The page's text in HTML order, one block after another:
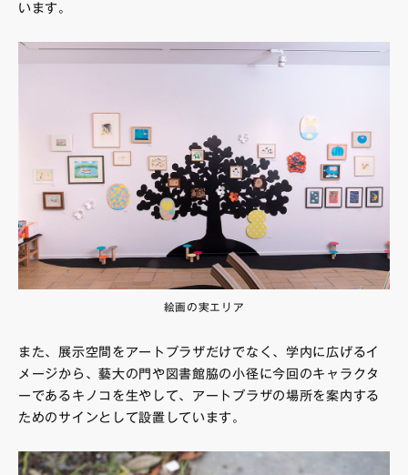
います。
絵画の実エリア
また、展示空間をアートプラザだけでなく、学内に広げるイ
メージから、藝大の門や図書館脇の小径に今回のキャラクタ
ーであるキノコを生やして、アートプラザの場所を案内する
ためのサインとして設置しています。